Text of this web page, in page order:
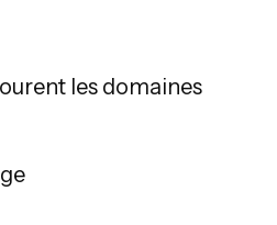
les domaines